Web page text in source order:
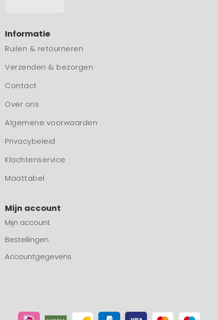
Informatie
Ruilen & retourneren
Verzenden & bezorgen
Contact
Over ons
Algemene voorwaarden
Privacybeleid
Klachtenservice
Maattabel
Mijn account
Mijn account
Bestellingen
Accountgegevens